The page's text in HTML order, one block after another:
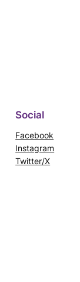
Social
Facebook
Instagram
Twitter/X